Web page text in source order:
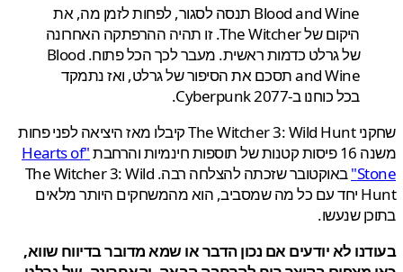
Blood and Wine תנסה לסגור, לפחות לזמן מה, את
היקום של The Witcher. זו תהיה ההרפתקה האחרונה
של גרלט כדמות ראשית. מעבר לכך הכל פתוח. Blood
and Wine תסכם את הסיפור של גרלט, ואז נתמקד
בכל כוחנו ב-Cyberpunk 2077.
שחקני The Witcher 3: Wild Hunt קיבלו מאז היציאה לפני פחות
חינמיות והרחבת
"Hearts of
באוקטובר שזכתה להצלחה רבה. The Witcher 3: Wild
Hunt יחד עם כל מה שמסביב, הוא מהמשחקים היותר מלאים
שנעשו.
לא יודעים אם נכון הדבר או שמא מדובר בדיווח שווא,